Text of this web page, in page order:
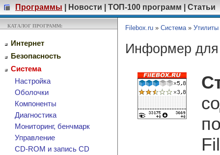
Программы Новости ТОП-100 программ Статьи
КАТАЛОГ ПРОГРАММ:
Интернет
Безопасность
Система
Настройка
Оболочки
Компоненты
Диагностика
Мониторинг, бенчмарк
Управление
CD-ROM и запись CD
Filebox.ru » Система» Утилиты
Информер для